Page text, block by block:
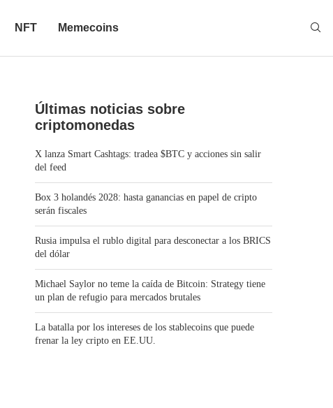
NFT Memecoins
Últimas noticias sobre
criptomonedas
X lanza Smart Cashtags: tradea $BTC y acciones sin salir
del feed
Box 3 holandés 2028: hasta ganancias en papel de cripto
serán fiscales
Rusia impulsa el rublo digital para desconectar a los BRICS
del dólar
Michael Saylor no teme la caída de Bitcoin: Strategy tiene
un plan de refugio para mercados brutales
La batalla por los intereses de los stablecoins que puede
frenar la ley cripto en EE.UU.